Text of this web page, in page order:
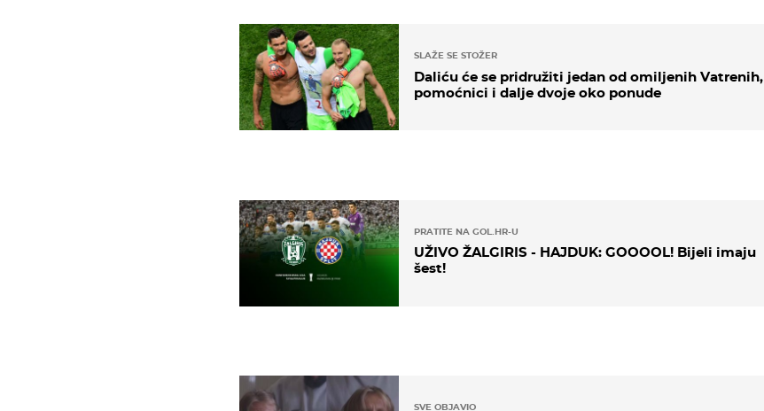
SLAŽE SE STOŽER
Daliću će se pridružiti jedan od omiljenih Vatrenih,
pomoćnici i dalje dvoje oko ponude
PRATITE NA GOL.HR-U
UŽIVO ŽALGIRIS - HAJDUK: GOOOOL! Bijeli imaju
šest!
SVE OBJAVIO